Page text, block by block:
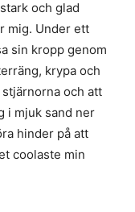
och glad
mig. Under ett
sin kropp genom
krypa och
och att
i mjuk sand ner
hinder på att
coolaste min